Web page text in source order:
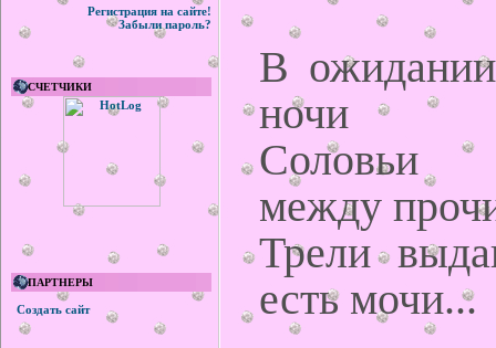
Регистрация на сайте!
Забыли пароль?
СЧЕТЧИКИ
ПАРТНЕРЫ
Создать сайт
В
ночи
Соловьи
между
Трели
есть мочи...